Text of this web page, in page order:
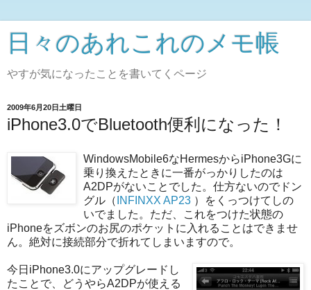
日々のあれこれのメモ帳
やすが気になったことを書いてくページ
2009年6月20日土曜日
iPhone3.0でBluetooth便利になった！
WindowsMobile6なHermesからiPhone3Gに
乗り換えたときに一番がっかりしたのは
A2DPがないことでした。仕方ないのでドン
グル（ INFINXX AP23 ）をくっつけてしの
いでました。ただ、これをつけた状態の
iPhoneをズボンのお尻のポケットに入れることはできませ
ん。絶対に接続部分で折れてしまいますので。
今日iPhone3.0にアップグレードし
たことで、どうやらA2DPが使える